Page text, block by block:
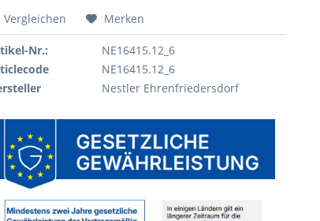
Vergleichen Merken
Nr.:
NE16415.12_6
NE16415.12_6
Nestler Ehrenfriedersdorf